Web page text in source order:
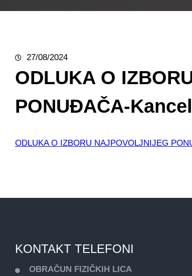
27/08/2024
ODLUKA O
PONUĐAČA-
ODLUKA O IZBORU NAJPOVOLJNIJEG
KONTAKT TELEFONI
OBRAČUN FIZIČKIH LICA